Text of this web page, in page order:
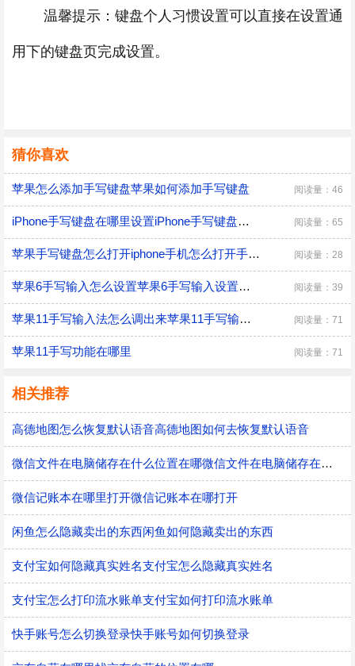
温馨提示：键盘个人习惯设置可以直接在设置通
用下的键盘页完成设置。
猜你喜欢
苹果怎么添加手写键盘苹果如何添加手写键盘 阅读量：46
iPhone手写键盘在哪里设置iPhone手写键盘怎么设置 阅读量：65
苹果手写键盘怎么打开iphone手机怎么打开手写键盘 阅读量：28
苹果6手写输入怎么设置苹果6手写输入设置方法 阅读量：39
苹果11手写输入法怎么调出来苹果11手写输入法怎么设置 阅读量：71
苹果11手写功能在哪里 阅读量：71
相关推荐
高德地图怎么恢复默认语音高德地图如何去恢复默认语音
微信文件在电脑储存在什么位置在哪微信文件在电脑储存在什么位置
微信记账本在哪里打开微信记账本在哪打开
闲鱼怎么隐藏卖出的东西闲鱼如何隐藏卖出的东西
支付宝如何隐藏真实姓名支付宝怎么隐藏真实姓名
支付宝怎么打印流水账单支付宝如何打印流水账单
快手账号怎么切换登录快手账号如何切换登录